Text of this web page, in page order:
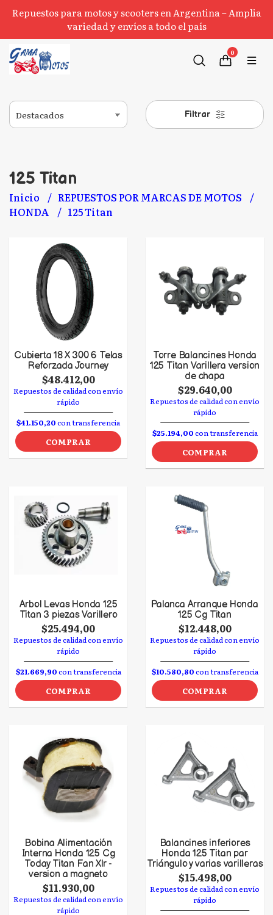
Repuestos para motos y scooters en Argentina – Amplia
variedad y envíos a todo el país
0
Filtrar
125 Titan
Inicio
REPUESTOS POR MARCAS DE MOTOS
HONDA
125 Titan
Cubierta 18 X 300 6 Telas
Reforzada Journey
$48.412,00
Repuestos de calidad con envío
rápido
$41.150,20con transferencia
COMPRAR
Torre Balancines Honda
125 Titan Varillera version
de chapa
$29.640,00
Repuestos de calidad con envío
rápido
$25.194,00con transferencia
COMPRAR
Arbol Levas Honda 125
Titan 3 piezas Varillero
$25.494,00
Repuestos de calidad con envío
rápido
$21.669,90con transferencia
COMPRAR
Palanca Arranque Honda
125 Cg Titan
$12.448,00
Repuestos de calidad con envío
rápido
$10.580,80con transferencia
COMPRAR
Bobina Alimentación
Interna Honda 125 Cg
Today Titan Fan Xlr -
version a magneto
$11.930,00
Repuestos de calidad con envío
rápido
Balancines inferiores
Honda 125 Titan par
Triángulo y varias varilleras
$15.498,00
Repuestos de calidad con envío
rápido